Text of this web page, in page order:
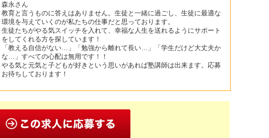
森永さん
教育と言うものに答えはありません。生徒と一緒に過ごし、生徒に最適な
環境を与えていくのが私たちの仕事だと思っております。
生徒たちがやる気スイッチを入れて、幸福な人生を送れるようにサポート
をしてくれる方を探しています！
「教える自信がない…」「勉強から離れて長い…」「学生だけど大丈夫か
な…」すべての心配は無用です！！
やる気と元気と子どもが好きという思いがあれば塾講師は出来ます。応募
お待ちしております！